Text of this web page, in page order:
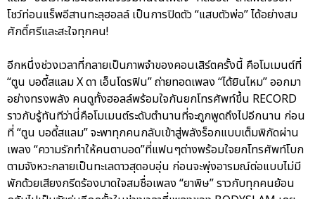
โชว์ท่อนแร็พอีสานทะลุฮอลล์ เป็นการปิดตัว “แสบตัวพ่อ” ได้อย่างสม
ศักดิ์ศรีและสะใจทุกคน!
อีกหนึ่งช่วงเวลาที่กลายเป็นภาพจำของคอนเสิร์ตครั้งนี้ คือโมเมนต์ที่
“ตูน บอดี้สแลม X ดา เอ็นโดรฟิน” ถ่ายทอดเพลง “ได้ยินไหม” ออกมา
อย่างทรงพลัง คนดูทั้งฮอลล์พร้อมใจกันยกโทรศัพท์ขึ้น RECORD
ราวกับรู้ทันทีว่านี่คือโมเมนต์ระดับตำนานที่จะถูกพูดถึงไปอีกนาน ก่อน
ที่ “ตูน บอดี้สแลม” จะพาทุกคนกลับเข้าสู่พลังร็อกแบบเต็มพิกัดผ่าน
เพลง “ความรักทำให้คนตาบอด”ที่แฟนๆต่างพร้อมใจยกโทรศัพท์โบก
ตามจังหวะกลายเป็นทะเลดาวสุดอบอุ่น ก่อนจะพุ่งอารมณ์ต่อแบบไม่มี
พักด้วยเสียงกรีดร้องบาดใจสมชื่อเพลง “ยาพิษ” ราวกับทุกคนย้อน